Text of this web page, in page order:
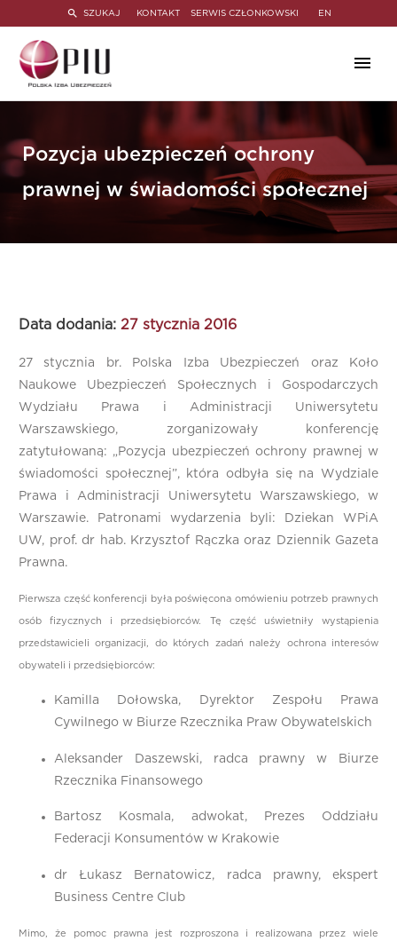
SZUKAJ KONTAKT SERWIS CZŁONKOWSKI EN
Pozycja ubezpieczeń ochrony
prawnej w świadomości społecznej
Data dodania: 27 stycznia 2016
27 stycznia br. Polska Izba Ubezpieczeń oraz Koło
Naukowe Ubezpieczeń Społecznych i Gospodarczych
Wydziału Prawa i Administracji Uniwersytetu
Warszawskiego, zorganizowały konferencję
zatytułowaną: „Pozycja ubezpieczeń ochrony prawnej w
świadomości społecznej”, która odbyła się na Wydziale
Prawa i Administracji Uniwersytetu Warszawskiego, w
Warszawie. Patronami wydarzenia byli: Dziekan WPiA
UW, prof. dr hab. Krzysztof Rączka oraz Dziennik Gazeta
Prawna.
Pierwsza część konferencji była poświęcona omówieniu potrzeb prawnych
osób fizycznych i przedsiębiorców. Tę część uświetniły wystąpienia
przedstawicieli organizacji, do których zadań należy ochrona interesów
obywateli i przedsiębiorców:
Kamilla Dołowska, Dyrektor Zespołu Prawa
Cywilnego w Biurze Rzecznika Praw Obywatelskich
Aleksander Daszewski, radca prawny w Biurze
Rzecznika Finansowego
Bartosz Kosmala, adwokat, Prezes Oddziału
Federacji Konsumentów w Krakowie
dr Łukasz Bernatowicz, radca prawny, ekspert
Business Centre Club
Mimo, że pomoc prawna jest rozproszona i realizowana przez wiele